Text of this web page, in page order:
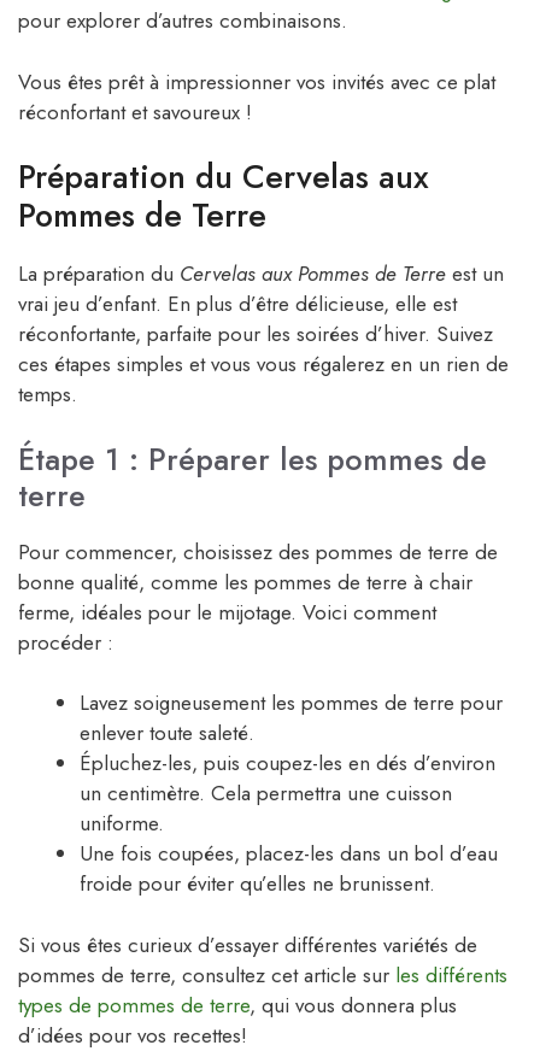
pour explorer d’autres combinaisons.
Vous êtes prêt à impressionner vos invités avec ce plat
réconfortant et savoureux !
Préparation du Cervelas aux
Pommes de Terre
La préparation du Cervelas aux Pommes de Terre est un
vrai jeu d’enfant. En plus d’être délicieuse, elle est
réconfortante, parfaite pour les soirées d’hiver. Suivez
ces étapes simples et vous vous régalerez en un rien de
temps.
Étape 1 : Préparer les pommes de
terre
Pour commencer, choisissez des pommes de terre de
bonne qualité, comme les pommes de terre à chair
ferme, idéales pour le mijotage. Voici comment
procéder :
Lavez soigneusement les pommes de terre pour
enlever toute saleté.
Épluchez-les, puis coupez-les en dés d’environ
un centimètre. Cela permettra une cuisson
uniforme.
Une fois coupées, placez-les dans un bol d’eau
froide pour éviter qu’elles ne brunissent.
Si vous êtes curieux d’essayer différentes variétés de
pommes de terre, consultez cet article sur les différents
types de pommes de terre, qui vous donnera plus
d’idées pour vos recettes!